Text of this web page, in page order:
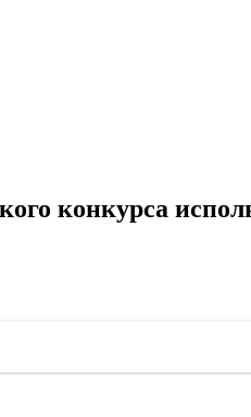
конкурса